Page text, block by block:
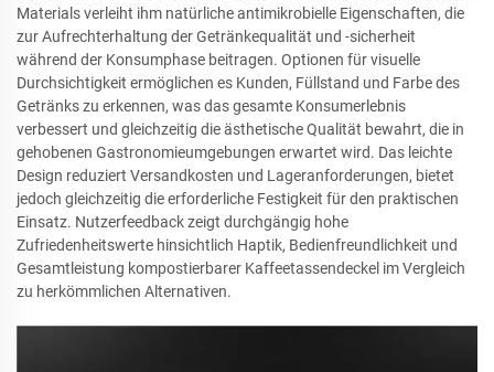
Materials verleiht ihm natürliche antimikrobielle Eigenschaften, die
zur Aufrechterhaltung der Getränkequalität und -sicherheit
während der Konsumphase beitragen. Optionen für visuelle
Durchsichtigkeit ermöglichen es Kunden, Füllstand und Farbe des
Getränks zu erkennen, was das gesamte Konsumerlebnis
verbessert und gleichzeitig die ästhetische Qualität bewahrt, die in
gehobenen Gastronomieumgebungen erwartet wird. Das leichte
Design reduziert Versandkosten und Lageranforderungen, bietet
jedoch gleichzeitig die erforderliche Festigkeit für den praktischen
Einsatz. Nutzerfeedback zeigt durchgängig hohe
Zufriedenheitswerte hinsichtlich Haptik, Bedienfreundlichkeit und
Gesamtleistung kompostierbarer Kaffeetassendeckel im Vergleich
zu herkömmlichen Alternativen.